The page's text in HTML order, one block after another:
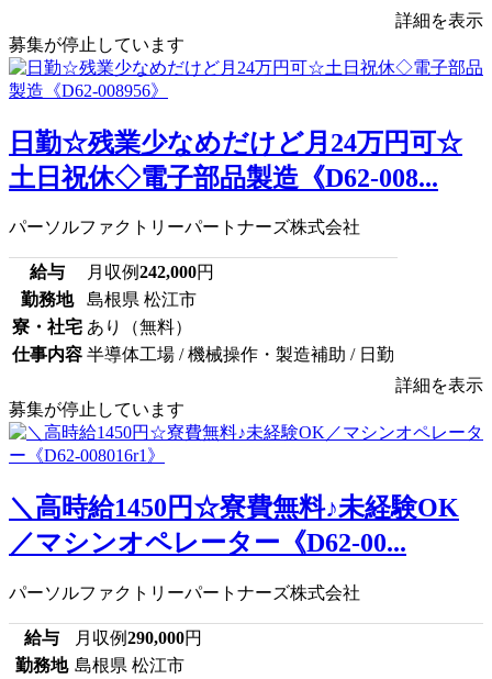
詳細を表示
募集が停止しています
日勤☆残業少なめだけど月24万円可☆
土日祝休◇電子部品製造《D62-008...
パーソルファクトリーパートナーズ株式会社
給与 月収例242,000円
勤務地
島根県 松江市
寮・社宅 あり（無料）
仕事内容 半導体工場 / 機械操作・製造補助 / 日勤
詳細を表示
募集が停止しています
＼高時給1450円☆寮費無料♪未経験OK
／マシンオペレーター《D62-00...
パーソルファクトリーパートナーズ株式会社
給与 月収例290,000円
勤務地 島根県 松江市